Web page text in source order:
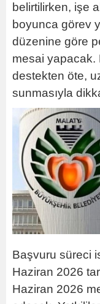
belirtilirken, işe
boyunca görev
düzenine göre
mesai yapacak.
destekten öte,
sunmasıyla
Başvuru süreci
Haziran 2026
Haziran 2026